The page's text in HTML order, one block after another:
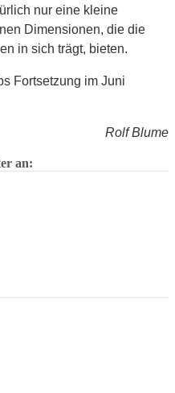
nur eine kleine
Dimensionen, die die
in sich trägt, bieten.
Fortsetzung im Juni
Rolf Blume
an: